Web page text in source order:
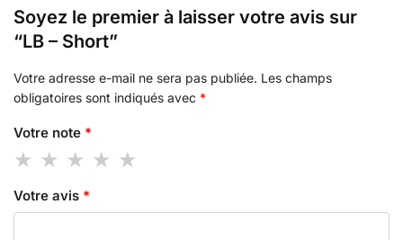
Soyez le premier à laisser votre avis sur
“LB – Short”
Votre adresse e-mail ne sera pas publiée. Les champs
obligatoires sont indiqués avec *
Votre note *
Votre avis *